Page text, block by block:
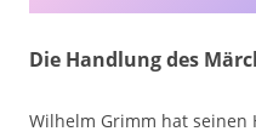
Die Handlung des
Wilhelm Grimm hat seinen